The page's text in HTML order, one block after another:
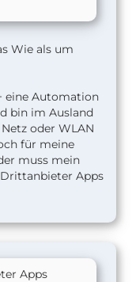
Wie als um
eine Automation
bin im Ausland
oder WLAN
für meine
muss mein
Apps
Apps